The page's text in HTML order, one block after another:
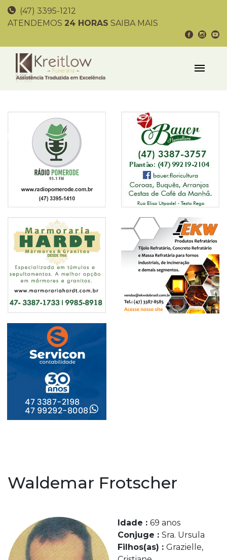
(47) 3395-1212
ATENDEMOS 24 HORAS SAIBA MAIS
Waldemar Frotscher
Idade : 69 anos
Conjuge : Sra. Ursula
Filhos(as) : Grazielle,